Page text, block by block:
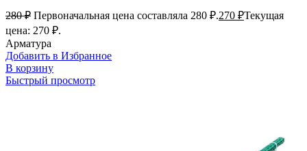
280₽ Первоначальная цена составляла 280 ₽.270 ₽Текущая
цена: 270 ₽.
Арматура
Добавить в Избранное
В корзину
Быстрый просмотр